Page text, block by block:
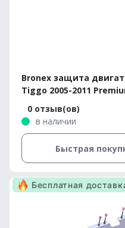
Bronex защита
Tiggo 2005-2011
0 отзыв(ов)
в наличии
Быстрая
Бесплатная